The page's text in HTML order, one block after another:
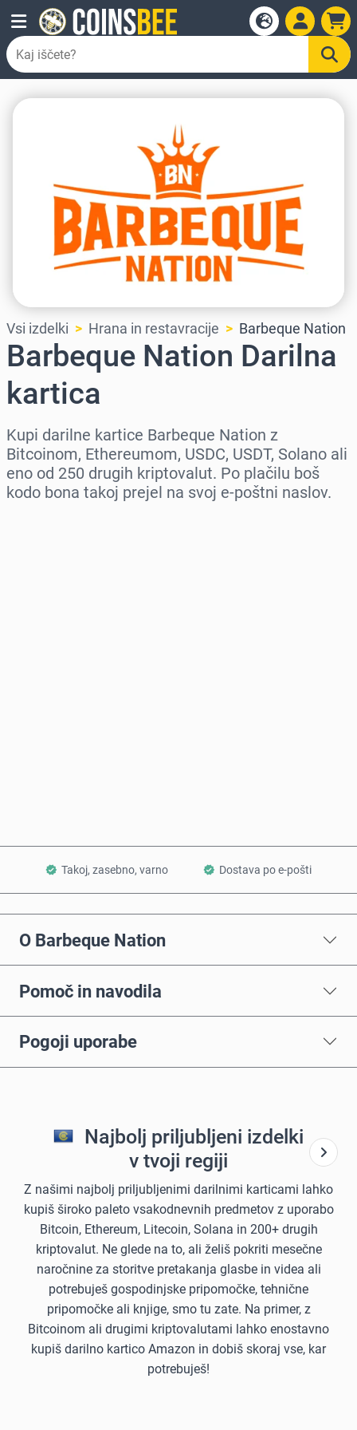
Vsi izdelki Hrana in restavracije Barbeque Nation
Barbeque Nation Darilna
kartica
Kupi darilne kartice Barbeque Nation z
Bitcoinom, Ethereumom, USDC, USDT, Solano ali
eno od 250 drugih kriptovalut. Po plačilu boš
kodo bona takoj prejel na svoj e-poštni naslov.
Takoj, zasebno, varno Dostava po e-pošti
O Barbeque Nation
Pomoč in navodila
Pogoji uporabe
Najbolj priljubljeni izdelki
v tvoji regiji
Z našimi najbolj priljubljenimi darilnimi karticami lahko
kupiš široko paleto vsakodnevnih predmetov z uporabo
Bitcoin, Ethereum, Litecoin, Solana in 200+ drugih
kriptovalut. Ne glede na to, ali želiš pokriti mesečne
naročnine za storitve pretakanja glasbe in videa ali
potrebuješ gospodinjske pripomočke, tehnične
pripomočke ali knjige, smo tu zate. Na primer, z
Bitcoinom ali drugimi kriptovalutami lahko enostavno
kupiš darilno kartico Amazon in dobiš skoraj vse, kar
potrebuješ!